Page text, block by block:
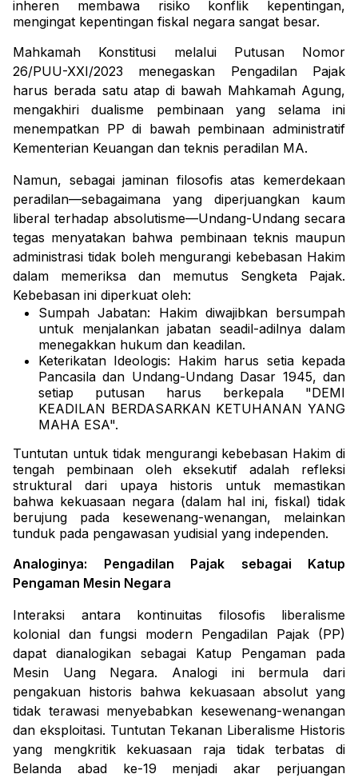
inheren membawa risiko konflik kepentingan,
mengingat kepentingan fiskal negara sangat besar.
Mahkamah Konstitusi melalui Putusan Nomor
26/PUU-XXI/2023 menegaskan Pengadilan Pajak
harus berada satu atap di bawah Mahkamah Agung,
mengakhiri dualisme pembinaan yang selama ini
menempatkan PP di bawah pembinaan administratif
Kementerian Keuangan dan teknis peradilan MA.
Namun, sebagai jaminan filosofis atas kemerdekaan
peradilan—sebagaimana yang diperjuangkan kaum
liberal terhadap absolutisme—Undang-Undang secara
tegas menyatakan bahwa pembinaan teknis maupun
administrasi tidak boleh mengurangi kebebasan Hakim
dalam memeriksa dan memutus Sengketa Pajak.
Kebebasan ini diperkuat oleh:
Sumpah Jabatan: Hakim diwajibkan bersumpah
untuk menjalankan jabatan seadil-adilnya dalam
menegakkan hukum dan keadilan.
Keterikatan Ideologis: Hakim harus setia kepada
Pancasila dan Undang-Undang Dasar 1945, dan
setiap putusan harus berkepala "DEMI
KEADILAN BERDASARKAN KETUHANAN YANG
MAHA ESA".
Tuntutan untuk tidak mengurangi kebebasan Hakim di
tengah pembinaan oleh eksekutif adalah refleksi
struktural dari upaya historis untuk memastikan
bahwa kekuasaan negara (dalam hal ini, fiskal) tidak
berujung pada kesewenang-wenangan, melainkan
tunduk pada pengawasan yudisial yang independen.
Analoginya: Pengadilan Pajak sebagai Katup
Pengaman Mesin Negara
Interaksi antara kontinuitas filosofis liberalisme
kolonial dan fungsi modern Pengadilan Pajak (PP)
dapat dianalogikan sebagai Katup Pengaman pada
Mesin Uang Negara. Analogi ini bermula dari
pengakuan historis bahwa kekuasaan absolut yang
tidak terawasi menyebabkan kesewenang-wenangan
dan eksploitasi. Tuntutan Tekanan Liberalisme Historis
yang mengkritik kekuasaan raja tidak terbatas di
Belanda abad ke-19 menjadi akar perjuangan